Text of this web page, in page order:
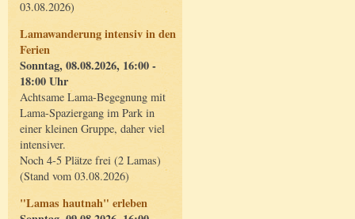
03.08.2026)
Lamawanderung intensiv in den
Ferien
Sonntag, 08.08.2026, 16:00 -
18:00 Uhr
Achtsame Lama-Begegnung mit
Lama-Spaziergang im Park in
einer kleinen Gruppe, daher viel
intensiver.
Noch 4-5 Plätze frei (2 Lamas)
(Stand vom 03.08.2026)
"Lamas hautnah" erleben